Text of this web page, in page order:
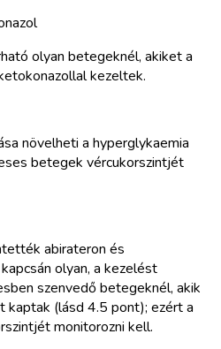
olyan betegeknél, akiket a
kezeltek.
növelheti a hyperglykaemia
betegek vércukorszintjét
abirateron és
olyan, a kezelést
szenvedő betegeknél, akik
kaptak (lásd 4.5 pont); ezért a
monitorozni kell.